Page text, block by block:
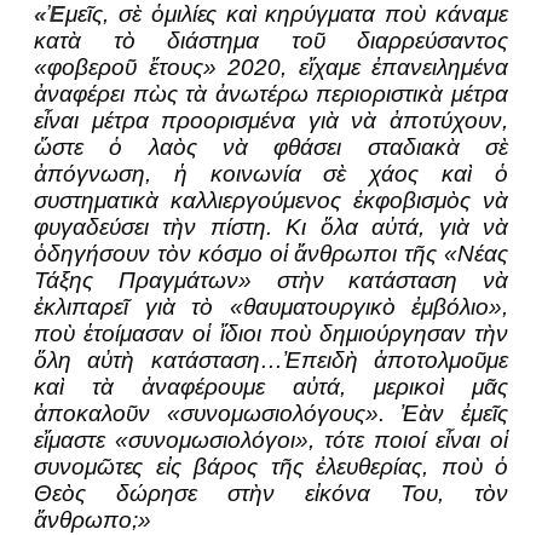
«Ἐμεῖς, σὲ ὁμιλίες καὶ κηρύγματα ποὺ κάναμε
κατὰ τὸ διάστημα τοῦ διαρρεύσαντος
«φοβεροῦ ἔτους» 2020, εἴχαμε ἐπανειλημένα
ἀναφέρει πὼς τὰ ἀνωτέρω περιοριστικὰ μέτρα
εἶναι μέτρα προορισμένα γιὰ νὰ ἀποτύχουν,
ὥστε ὁ λαὸς νὰ φθάσει σταδιακὰ σὲ
ἀπόγνωση, ἡ κοινωνία σὲ χάος καὶ ὁ
συστηματικὰ καλλιεργούμενος ἐκφοβισμὸς νὰ
φυγαδεύσει τὴν πίστη. Κι ὅλα αὐτά, γιὰ νὰ
ὁδηγήσουν τὸν κόσμο οἱ ἄνθρωποι τῆς «Νέας
Τάξης Πραγμάτων» στὴν κατάσταση νὰ
ἐκλιπαρεῖ γιὰ τὸ «θαυματουργικὸ ἐμβόλιο»,
ποὺ ἑτοίμασαν οἱ ἴδιοι ποὺ δημιούργησαν τὴν
ὅλη αὐτὴ κατάσταση…Ἐπειδὴ ἀποτολμοῦμε
καὶ τὰ ἀναφέρουμε αὐτά, μερικοὶ μᾶς
ἀποκαλοῦν «συνομωσιολόγους». Ἐὰν ἐμεῖς
εἴμαστε «συνομωσιολόγοι», τότε ποιοί εἶναι οἱ
συνομῶτες εἰς βάρος τῆς ἐλευθερίας, ποὺ ὁ
Θεὸς δώρησε στὴν εἰκόνα Του, τὸν
ἄνθρωπο;»